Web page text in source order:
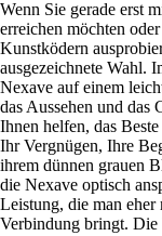
Wenn Sie gerade erst
erreichen möchten
Kunstködern
ausgezeichnete Wahl.
Nexave auf einem
das Aussehen und
Ihnen helfen, das
Ihr Vergnügen, Ihre
ihrem dünnen grauen
die Nexave optisch
Leistung, die man
Verbindung bringt.